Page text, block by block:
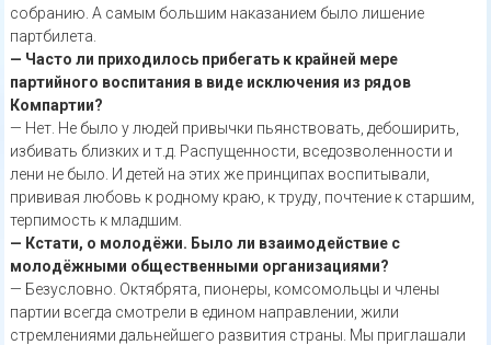
собранию. А самым большим наказанием было лишение
партбилета.
— Часто ли приходилось прибегать к крайней мере
партийного воспитания в виде исключения из рядов
Компартии?
— Нет. Не было у людей привычки пьянствовать, дебоширить,
избивать близких и т.д. Распущенности, вседозволенности и
лени не было. И детей на этих же принципах воспитывали,
прививая любовь к родному краю, к труду, почтение к старшим,
терпимость к младшим.
— Кстати, о молодёжи. Было ли взаимодействие с
молодёжными общественными организациями?
— Безусловно. Октябрята, пионеры, комсомольцы и члены
партии всегда смотрели в едином направлении, жили
стремлениями дальнейшего развития страны. Мы приглашали